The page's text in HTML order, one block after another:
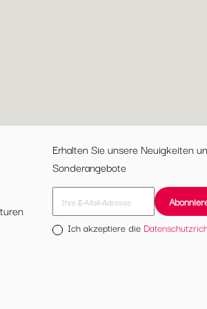
Erhalten Sie unsere Neuigkeiten
Sonderangebote
Ich akzeptiere die